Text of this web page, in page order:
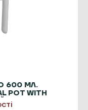
600 МЛ.
POT WITH